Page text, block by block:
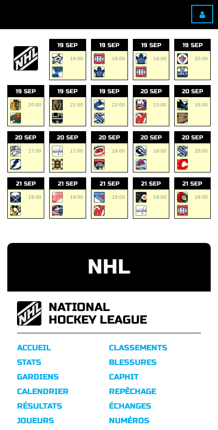
19 SEP
19:00
19 SEP
19:00
19 SEP
19:00
19 SEP
20:00
19 SEP
20:00
19 SEP
21:00
19 SEP
22:00
20 SEP
13:00
20 SEP
16:00
20 SEP
17:00
20 SEP
17:00
20 SEP
19:00
20 SEP
19:00
20 SEP
20:00
21 SEP
19:00
21 SEP
19:00
21 SEP
19:00
21 SEP
19:00
21 SEP
19:00
NHL
NATIONAL
HOCKEY LEAGUE
ACCUEIL
STATS
GARDIENS
CALENDRIER
RÉSULTATS
CLASSEMENTS
BLESSURES
CAPHIT
REPÊCHAGE
ÉCHANGES
JOUEURS
NUMÉROS